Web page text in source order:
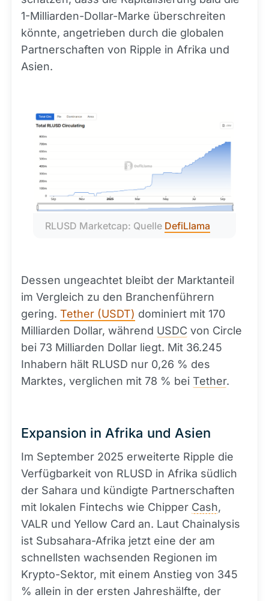
1-Milliarden-Dollar-Marke überschreiten
könnte, angetrieben durch die globalen
Partnerschaften von Ripple in Afrika und
Asien.
RLUSD Marketcap: Quelle DefiLlama
Dessen ungeachtet bleibt der Marktanteil
im Vergleich zu den Branchenführern
gering. Tether (USDT) dominiert mit 170
Milliarden Dollar, während USDC von Circle
bei 73 Milliarden Dollar liegt. Mit 36.245
Inhabern hält RLUSD nur 0,26 % des
Marktes, verglichen mit 78 % bei Tether.
Expansion in Afrika und Asien
Im September 2025 erweiterte Ripple die
Verfügbarkeit von RLUSD in Afrika südlich
der Sahara und kündigte Partnerschaften
mit lokalen Fintechs wie Chipper Cash,
VALR und Yellow Card an. Laut Chainalysis
ist Subsahara-Afrika jetzt eine der am
schnellsten wachsenden Regionen im
Krypto-Sektor, mit einem Anstieg von 345
% allein in der ersten Jahreshälfte, der